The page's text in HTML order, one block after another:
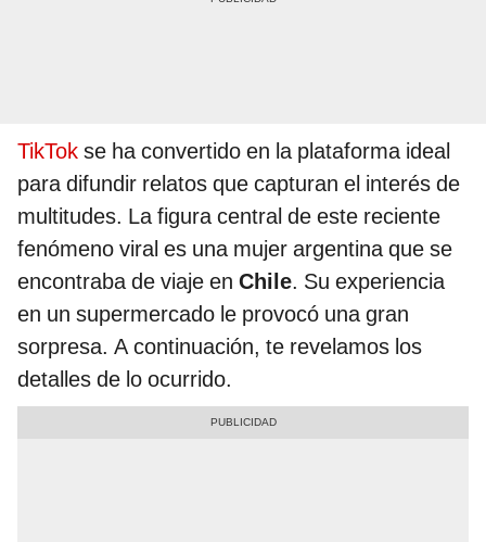
TikTok se ha convertido en la plataforma ideal
para difundir relatos que capturan el interés de
multitudes. La figura central de este reciente
fenómeno viral es una mujer argentina que se
encontraba de viaje en Chile. Su experiencia
en un supermercado le provocó una gran
sorpresa. A continuación, te revelamos los
detalles de lo ocurrido.